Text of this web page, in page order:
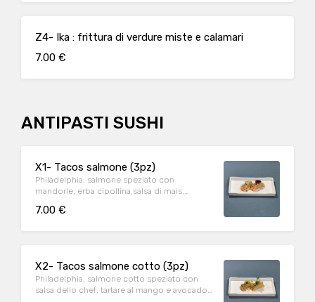
Z4- Ika : frittura di verdure miste e calamari
7.00 €
ANTIPASTI SUSHI
X1- Tacos salmone (3pz)
Philadelphia, salmone speziato con
mandorle, erba cipollina,salsa di mais,
7.00 €
X2- Tacos salmone cotto (3pz)
Philadelphia, salmone cotto speziato con
salsa dello chef, tartare al mango e avocado,